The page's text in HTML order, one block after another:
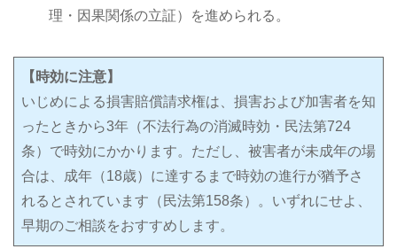
理・因果関係の立証）を進められる。
【時効に注意】
いじめによる損害賠償請求権は、損害および加害者を知
ったときから3年（不法行為の消滅時効・民法第724
条）で時効にかかります。ただし、被害者が未成年の場
合は、成年（18歳）に達するまで時効の進行が猶予さ
れるとされています（民法第158条）。いずれにせよ、
早期のご相談をおすすめします。